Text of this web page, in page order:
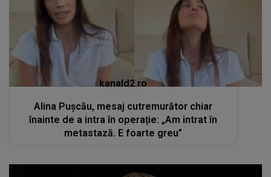
kanald2.ro
Alina Pușcău, mesaj cutremurător chiar
înainte de a intra în operație: „Am intrat în
metastază. E foarte greu”